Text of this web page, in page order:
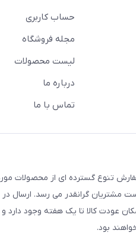
حساب کاربری
مجله فروشگاه
لیست محصولات
درباره ما
تماس با ما
تنوع گسترده ای از محصولات
گرانقدر می رسد. ارسال در
عودت کالا تا یک هفته وجود
بود.